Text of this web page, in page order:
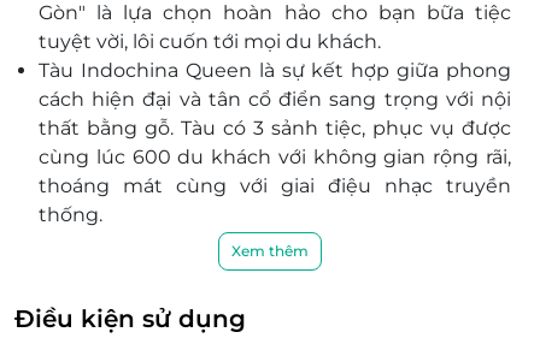
Gòn" là lựa chọn hoàn hảo cho bạn bữa tiệc
tuyệt vời, lôi cuốn tới mọi du khách.
Tàu Indochina Queen là sự kết hợp giữa phong
cách hiện đại và tân cổ điển sang trọng với nội
thất bằng gỗ. Tàu có 3 sảnh tiệc, phục vụ được
cùng lúc 600 du khách với không gian rộng rãi,
thoáng mát cùng với giai điệu nhạc truyền
thống.
Khi trải nghiệm các dịch vụ trên tàu Indochina
Queen, du khách không chỉ được sử dụng bữa
ăn tối trên tàu Indochina Queen mà còn được
du ngoạn trên sông Sài Gòn, ngắm nhìn thành
Xem thêm
Điều kiện sử dụng